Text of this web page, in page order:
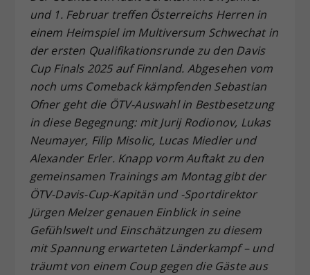
und 1. Februar treffen Österreichs Herren in
einem Heimspiel im Multiversum Schwechat in
der ersten Qualifikationsrunde zu den Davis
Cup Finals 2025 auf Finnland. Abgesehen vom
noch ums Comeback kämpfenden Sebastian
Ofner geht die ÖTV-Auswahl in Bestbesetzung
in diese Begegnung: mit Jurij Rodionov, Lukas
Neumayer, Filip Misolic, Lucas Miedler und
Alexander Erler. Knapp vorm Auftakt zu den
gemeinsamen Trainings am Montag gibt der
ÖTV-Davis-Cup-Kapitän und -Sportdirektor
Jürgen Melzer genauen Einblick in seine
Gefühlswelt und Einschätzungen zu diesem
mit Spannung erwarteten Länderkampf – und
träumt von einem Coup gegen die Gäste aus
Zweck
Dieser Wert speichert Ihre Consent-
Einstellungen. Unter anderem eine
zufällig generierte ID, für die
historische Speicherung Ihrer
vorgenommen Einstellungen, falls der
Webseiten-Betreiber dies eingestellt
hat.